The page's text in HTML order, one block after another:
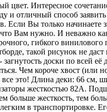
цвет. Интересное
отличный способ заявить
Если Вы только
Вам нужно. И неважно
гибкого винилового
такой рисунок не
доски по всей
Чем короче хвост
это! Длина деки: 66
жесткостью 82А.
больше жесткость, тем
в транспортировке.